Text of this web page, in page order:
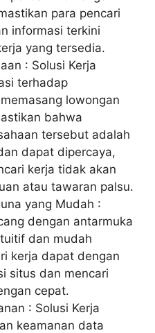
para pencari
informasi terkini
yang tersedia.
: Solusi Kerja
terhadap
lowongan
bahwa
tersebut adalah
dapat dipercaya,
kerja tidak akan
atau tawaran palsu.
yang Mudah :
dengan antarmuka
dan mudah
kerja dapat dengan
situs dan mencari
cepat.
: Solusi Kerja
keamanan data